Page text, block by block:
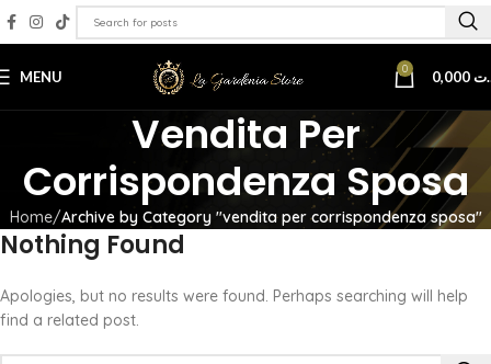
MENU 0
Vendita Per
Corrispondenza Sposa
Home Archive by Category "vendita per corrispondenza sposa"
Nothing Found
Apologies, but no results were found. Perhaps searching will help
find a related post.